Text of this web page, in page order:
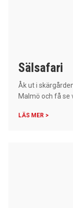
Sälsafari
Åk ut i
Malmö och få se
LÄS MER >